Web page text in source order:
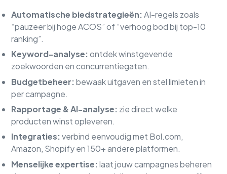
Automatische biedstrategieën:AI-regels zoals
“pauzeer bij hoge ACOS” of “verhoog bod bij top-10
ranking”.
Keyword-analyse:ontdek winstgevende
zoekwoorden en concurrentiegaten.
Budgetbeheer:bewaak uitgaven en stel limieten in
per campagne.
Rapportage & AI-analyse: zie direct welke
producten winst opleveren.
Integraties:verbind eenvoudig met Bol.com,
Amazon, Shopify en 150+ andere platformen.
Menselijke expertise:laat jouw campagnes beheren